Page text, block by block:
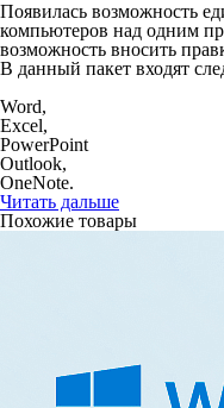
Появилась возможность
компьютеров над одним
возможность вносить
В данный пакет входят
Word,
Excel,
PowerPoint
Outlook,
OneNote.
Читать дальше
Похожие товары